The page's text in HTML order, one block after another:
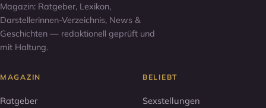
Magazin: Ratgeber, Lexikon,
Darstellerinnen-Verzeichnis, News &
Geschichten — redaktionell geprüft und
mit Haltung.
MAGAZIN
Ratgeber
BELIEBT
Sexstellungen